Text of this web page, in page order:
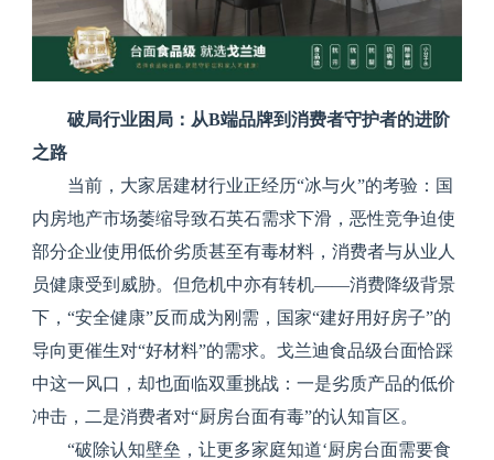
破局行业困局：从B端品牌到消费者守护者的进阶
之路
当前，大家居建材行业正经历“冰与火”的考验：国
内房地产市场萎缩导致石英石需求下滑，恶性竞争迫使
部分企业使用低价劣质甚至有毒材料，消费者与从业人
员健康受到威胁。但危机中亦有转机——消费降级背景
下，“安全健康”反而成为刚需，国家“建好用好房子”的
导向更催生对“好材料”的需求。戈兰迪食品级台面恰踩
中这一风口，却也面临双重挑战：一是劣质产品的低价
冲击，二是消费者对“厨房台面有毒”的认知盲区。
“破除认知壁垒，让更多家庭知道‘厨房台面需要食